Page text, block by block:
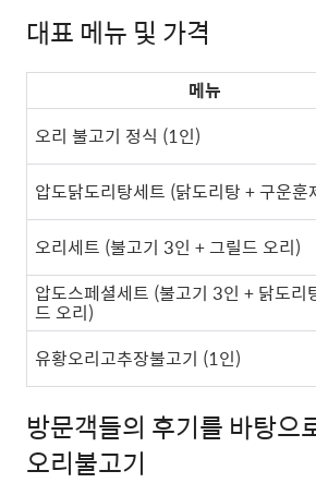
대표 메뉴 및 가격
메뉴
오리 불고기 정식 (1인)
압도닭도리탕세트 (닭도리탕 + 구운훈
오리세트 (불고기 3인 + 그릴드 오리)
압도스페셜세트 (불고기 3인 + 닭도리
드 오리)
유황오리고추장불고기 (1인)
방문객들의 후기를 바탕으
오리불고기